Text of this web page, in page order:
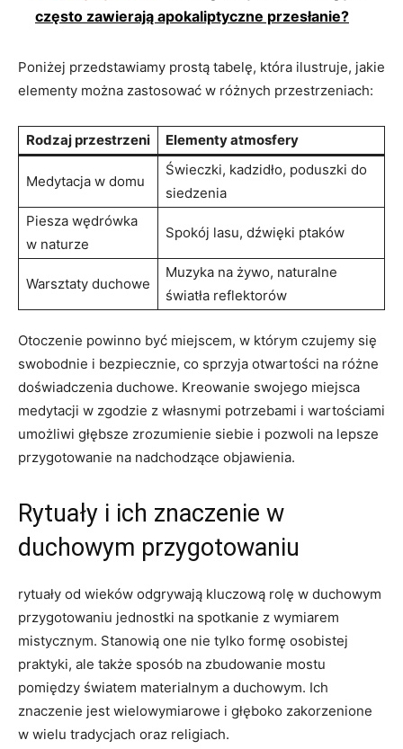
często zawierają apokaliptyczne przesłanie?
Poniżej przedstawiamy prostą tabelę, która ilustruje, jakie
elementy można zastosować w różnych przestrzeniach:
Rodzaj przestrzeni Elementy atmosfery
Medytacja w domu
Świeczki, kadzidło, poduszki do
siedzenia
Piesza wędrówka
w naturze
Spokój lasu, dźwięki ptaków
Warsztaty duchowe
Muzyka na żywo, naturalne
światła reflektorów
Otoczenie powinno być miejscem, w którym czujemy się
swobodnie i bezpiecznie, co sprzyja otwartości na różne
doświadczenia duchowe. Kreowanie swojego miejsca
medytacji w zgodzie z własnymi potrzebami i wartościami
umożliwi głębsze zrozumienie siebie i pozwoli na lepsze
przygotowanie na nadchodzące objawienia.
Rytuały i ich znaczenie w
duchowym przygotowaniu
rytuały od wieków odgrywają kluczową rolę w duchowym
przygotowaniu jednostki na spotkanie z wymiarem
mistycznym. Stanowią one nie tylko formę osobistej
praktyki, ale także sposób na zbudowanie mostu
pomiędzy światem materialnym a duchowym. Ich
znaczenie jest wielowymiarowe i głęboko zakorzenione
w wielu tradycjach oraz religiach.